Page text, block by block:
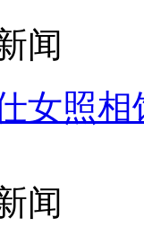
闻
女照相
闻